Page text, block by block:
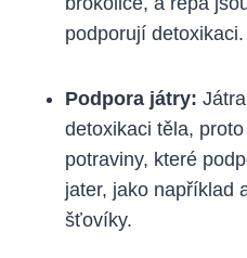
podporují detoxikaci.
Podpora játry:
detoxikaci​ těla,
potraviny, které
jater, jako například
⁣šťovíky.